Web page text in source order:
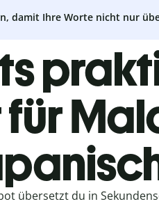
damit Ihre Worte nicht nur
übersetzt du in